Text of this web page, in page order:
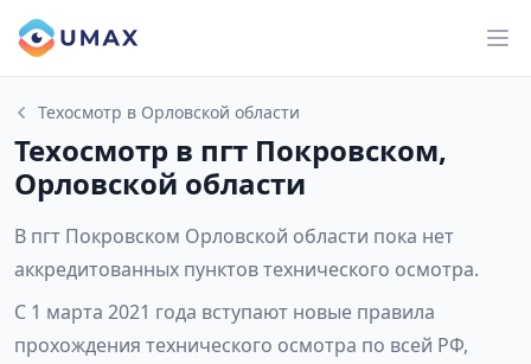
Техосмотр в Орловской области
Техосмотр в пгт Покровском,
Орловской области
В пгт Покровском Орловской области пока нет
аккредитованных пунктов технического осмотра.
С 1 марта 2021 года вступают новые правила
прохождения технического осмотра по всей РФ,